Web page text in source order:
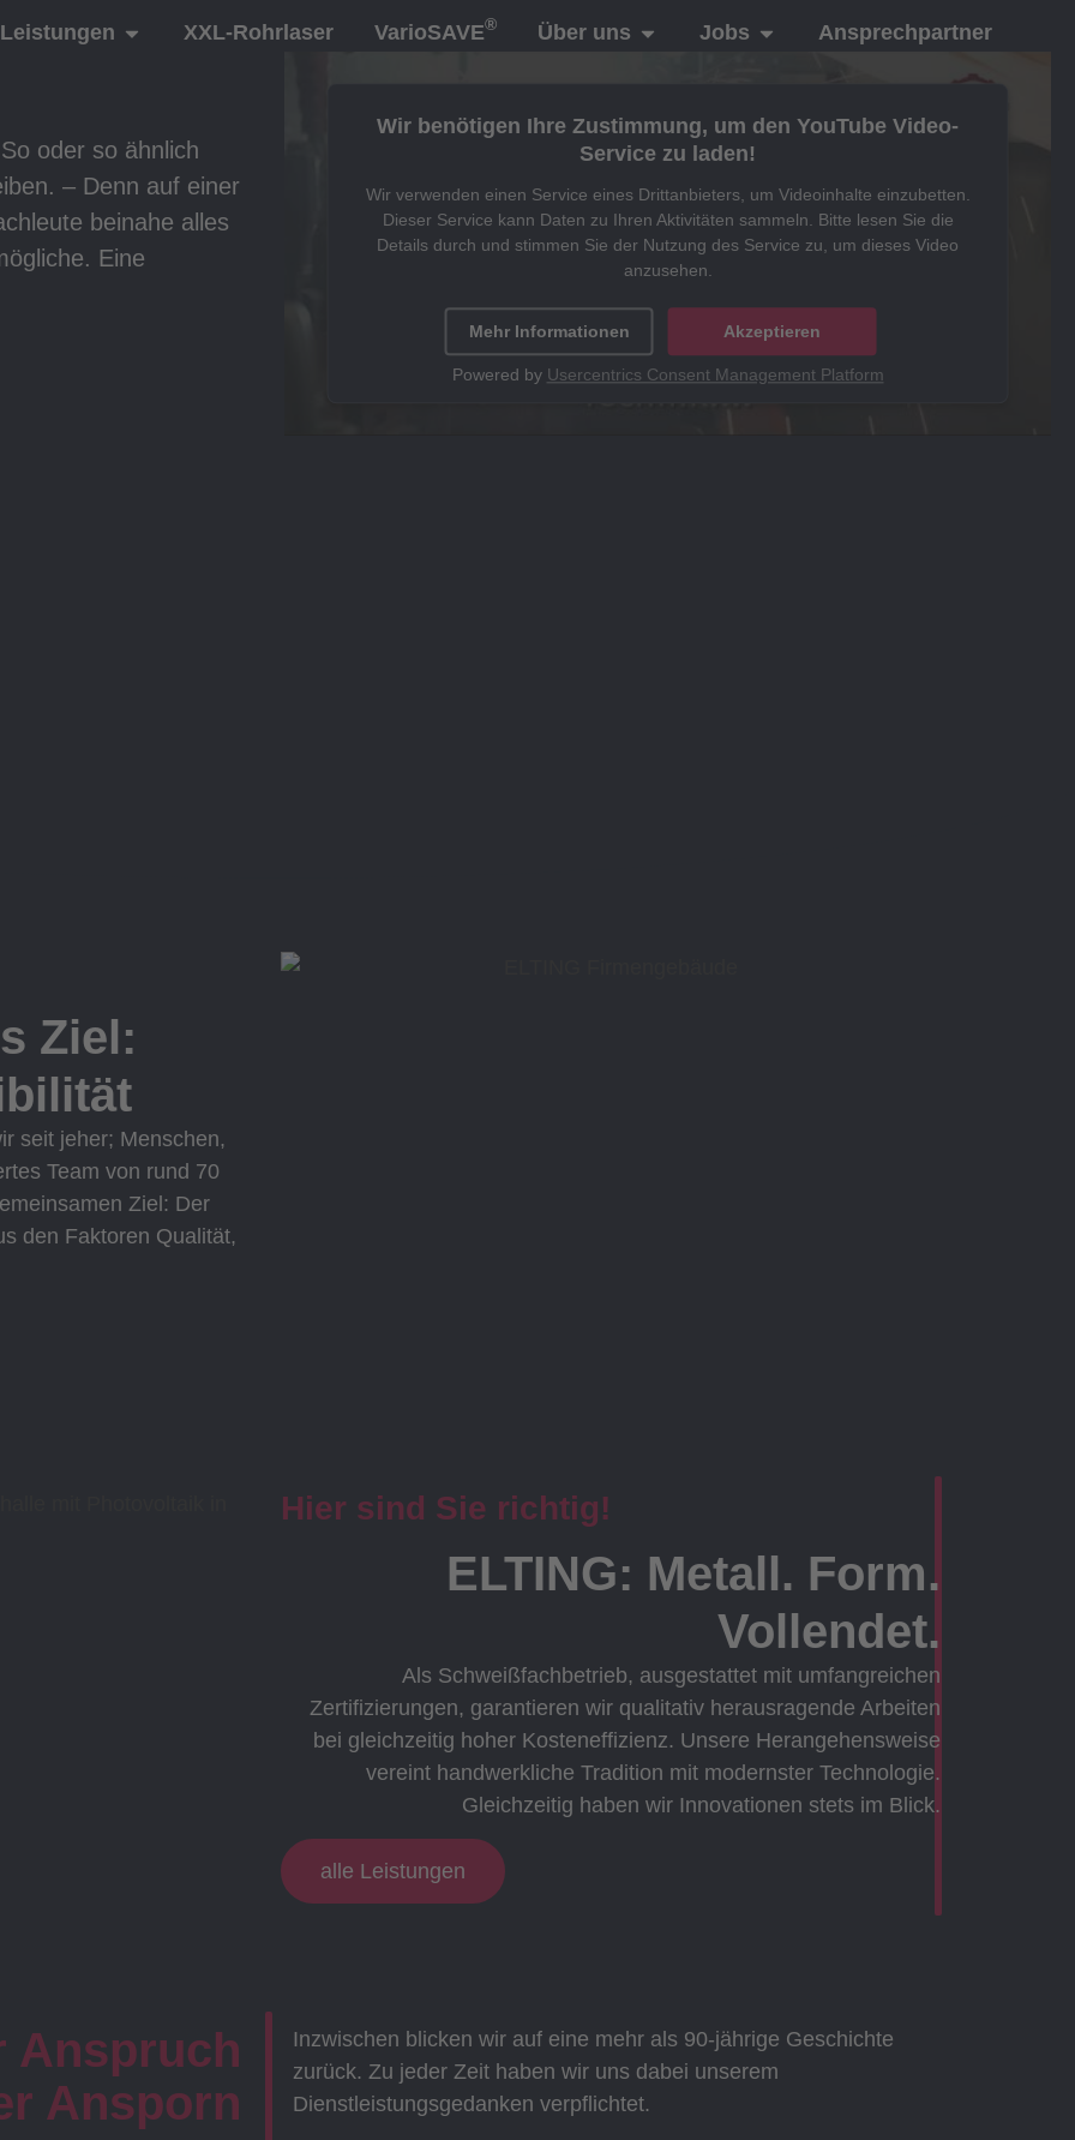
Leistungen XXL-Rohrlaser VarioSAVE® Über uns Jobs Ansprechpartner
oder so ähnlich
– Denn auf einer
beinahe alles
Eine
Wir benötigen Ihre Zustimmung, um den YouTube Video-
Service zu laden!
Wir verwenden einen Service eines Drittanbieters, um Videoinhalte einzubetten.
Dieser Service kann Daten zu Ihren Aktivitäten sammeln. Bitte lesen Sie die
Details durch und stimmen Sie der Nutzung des Service zu, um dieses Video
anzusehen.
Mehr Informationen Akzeptieren
Powered by Usercentrics Consent Management Platform
Ziel:
seit jeher; Menschen,
Team von rund 70
Ziel: Der
den Faktoren Qualität,
Hier sind Sie richtig!
ELTING: Metall. Form.
Vollendet.​
Als Schweißfachbetrieb, ausgestattet mit umfangreichen
Zertifizierungen, garantieren wir qualitativ herausragende Arbeiten
bei gleichzeitig hoher Kosteneffizienz. Unsere Herangehensweise
vereint handwerkliche Tradition mit modernster Technologie.
Gleichzeitig haben wir Innovationen stets im Blick.
alle Leistungen
Inzwischen blicken wir auf eine mehr als 90-jährige Geschichte
zurück. Zu jeder Zeit haben wir uns dabei unserem
Dienstleistungsgedanken verpflichtet.
Anspruch
Ansporn